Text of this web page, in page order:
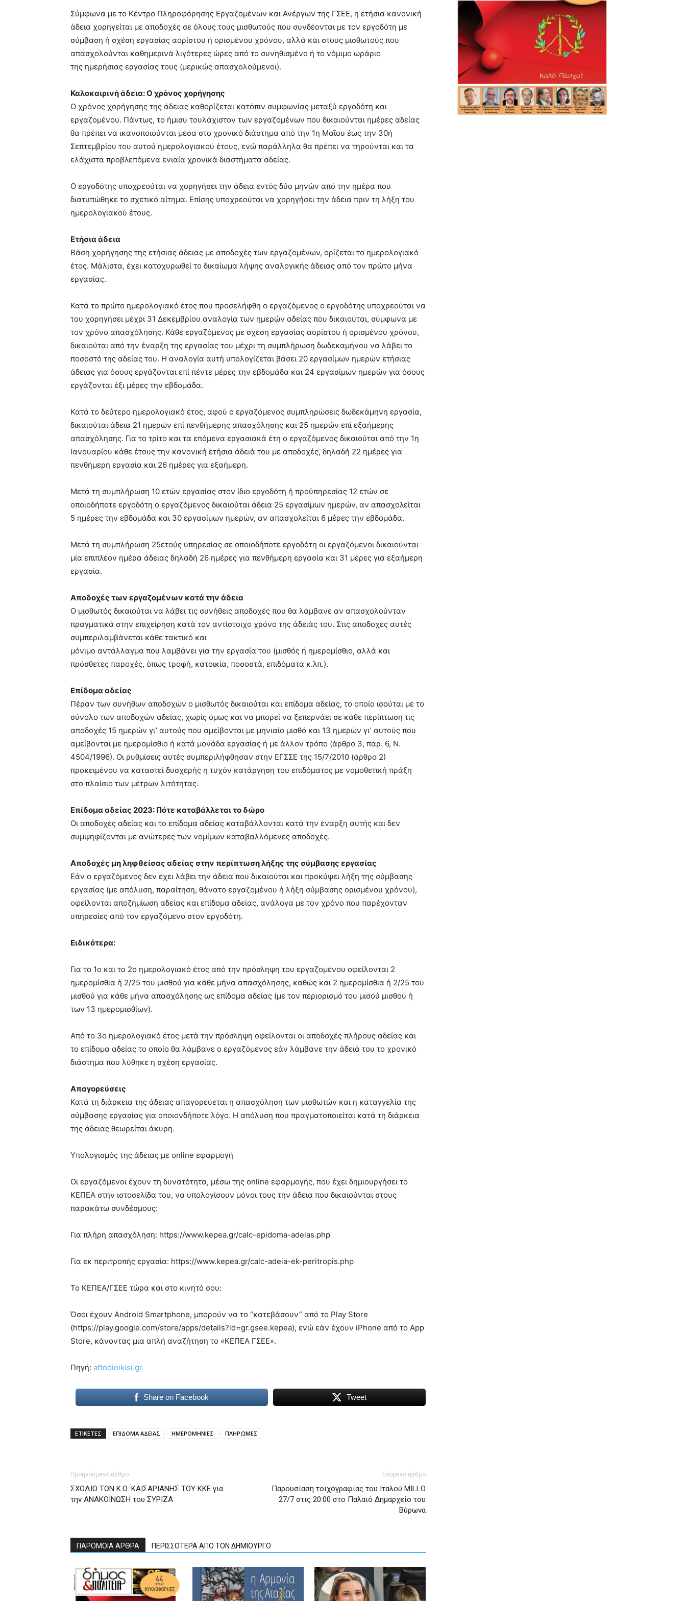
blonde
lesbians
very
hot
cam
show.desi
lyons
teaches
you
meaning
of
pain.
hd
porn
Σύμφωνα με το Κέντρο Πληροφόρησης Εργαζομένων και Ανέργων της ΓΣΕΕ, η ετήσια κανονική
άδεια χορηγείται με αποδοχές σε όλους τους μισθωτούς που συνδέονται με τον εργοδότη με
σύμβαση ή σχέση εργασίας αορίστου ή ορισμένου χρόνου, αλλά και στους μισθωτούς που
απασχολούνται καθημερινά λιγότερες ώρες από το συνηθισμένο ή το νόμιμο ωράριο
της ημερήσιας εργασίας τους (μερικώς απασχολούμενοι).
Καλοκαιρινή άδεια: Ο χρόνος χορήγησης
Ο χρόνος χορήγησης της άδειας καθορίζεται κατόπιν συμφωνίας μεταξύ εργοδότη και
εργαζομένου. Πάντως, το ήμισυ τουλάχιστον των εργαζομένων που δικαιούνται ημέρες αδείας
θα πρέπει να ικανοποιούνται μέσα στο χρονικό διάστημα από την 1η Μαΐου έως την 30ή
Σεπτεμβρίου του αυτού ημερολογιακού έτους, ενώ παράλληλα θα πρέπει να τηρούνται και τα
ελάχιστα προβλεπόμενα ενιαία χρονικά διαστήματα αδείας.
Ο εργοδότης υποχρεούται να χορηγήσει την άδεια εντός δύο μηνών από την ημέρα που
διατυπώθηκε το σχετικό αίτημα. Επίσης υποχρεούται να χορηγήσει την άδεια πριν τη λήξη του
ημερολογιακού έτους.
Ετήσια άδεια
Βάση χορήγησης της ετήσιας άδειας με αποδοχές των εργαζομένων, ορίζεται το ημερολογιακό
έτος. Μάλιστα, έχει κατοχυρωθεί το δικαίωμα λήψης αναλογικής άδειας από τον πρώτο μήνα
εργασίας.
Κατά το πρώτο ημερολογιακό έτος που προσελήφθη ο εργαζόμενος ο εργοδότης υποχρεούται να
του χορηγήσει μέχρι 31 Δεκεμβρίου αναλογία των ημερών αδείας που δικαιούται, σύμφωνα με
τον χρόνο απασχόλησης. Κάθε εργαζόμενος με σχέση εργασίας αορίστου ή ορισμένου χρόνου,
δικαιούται από την έναρξη της εργασίας του μέχρι τη συμπλήρωση δωδεκαμήνου να λάβει το
ποσοστό της αδείας του. Η αναλογία αυτή υπολογίζεται βάσει 20 εργασίμων ημερών ετήσιας
άδειας για όσους εργάζονται επί πέντε μέρες την εβδομάδα και 24 εργασίμων ημερών για όσους
εργάζονται έξι μέρες την εβδομάδα.
Κατά το δεύτερο ημερολογιακό έτος, αφού ο εργαζόμενος συμπληρώσεις δωδεκάμηνη εργασία,
δικαιούται άδεια 21 ημερών επί πενθήμερης απασχόλησης και 25 ημερών επί εξαήμερης
απασχόλησης. Για το τρίτο και τα επόμενα εργασιακά έτη ο εργαζόμενος δικαιούται από την 1η
Ιανουαρίου κάθε έτους την κανονική ετήσια άδειά του με αποδοχές, δηλαδή 22 ημέρες για
πενθήμερη εργασία και 26 ημέρες για εξαήμερη.
Μετά τη συμπλήρωση 10 ετών εργασίας στον ίδιο εργοδότη ή προϋπηρεσίας 12 ετών σε
οποιοδήποτε εργοδότη ο εργαζόμενος δικαιούται άδεια 25 εργασίμων ημερών, αν απασχολείται
5 ημέρες την εβδομάδα και 30 εργασίμων ημερών, αν απασχολείται 6 μέρες την εβδομάδα.
Μετά τη συμπλήρωση 25ετούς υπηρεσίας σε οποιοδήποτε εργοδότη οι εργαζόμενοι δικαιούνται
μία επιπλέον ημέρα άδειας δηλαδή 26 ημέρες για πενθήμερη εργασία και 31 μέρες για εξαήμερη
εργασία.
Αποδοχές των εργαζομένων κατά την άδεια
Ο μισθωτός δικαιούται να λάβει τις συνήθεις αποδοχές που θα λάμβανε αν απασχολούνταν
πραγματικά στην επιχείρηση κατά τον αντίστοιχο χρόνο της άδειάς του. Στις αποδοχές αυτές
συμπεριλαμβάνεται κάθε τακτικό και
μόνιμο αντάλλαγμα που λαμβάνει για την εργασία του (μισθός ή ημερομίσθιο, αλλά και
πρόσθετες παροχές, όπως τροφή, κατοικία, ποσοστά, επιδόματα κ.λπ.).
Επίδομα αδείας
Πέραν των συνήθων αποδοχών ο μισθωτός δικαιούται και επίδομα αδείας, το οποίο ισούται με το
σύνολο των αποδοχών αδείας, χωρίς όμως και να μπορεί να ξεπερνάει σε κάθε περίπτωση τις
αποδοχές 15 ημερών γι’ αυτούς που αμείβονται με μηνιαίο μισθό και 13 ημερών γι’ αυτούς που
αμείβονται με ημερομίσθιο ή κατά μονάδα εργασίας ή με άλλον τρόπο (άρθρο 3, παρ. 6, Ν.
4504/1996). Οι ρυθμίσεις αυτές συμπεριλήφθησαν στην ΕΓΣΣΕ της 15/7/2010 (άρθρο 2)
προκειμένου να καταστεί δυσχερής η τυχόν κατάργηση του επιδόματος με νομοθετική πράξη
στο πλαίσιο των μέτρων λιτότητας.
Επίδομα αδείας 2023: Πότε καταβάλλεται το δώρο
Οι αποδοχές αδείας και το επίδομα αδείας καταβάλλονται κατά την έναρξη αυτής και δεν
συμψηφίζονται με ανώτερες των νομίμων καταβαλλόμενες αποδοχές.
Αποδοχές μη ληφθείσας αδείας στην περίπτωση λήξης της σύμβασης εργασίας
Εάν ο εργαζόμενος δεν έχει λάβει την άδεια που δικαιούται και προκύψει λήξη της σύμβασης
εργασίας (με απόλυση, παραίτηση, θάνατο εργαζομένου ή λήξη σύμβασης ορισμένου χρόνου),
οφείλονται αποζημίωση αδείας και επίδομα αδείας, ανάλογα με τον χρόνο που παρέχονταν
υπηρεσίες από τον εργαζόμενο στον εργοδότη.
Ειδικότερα:
Για το 1ο και το 2ο ημερολογιακό έτος από την πρόσληψη του εργαζομένου οφείλονται 2
ημερομίσθια ή 2/25 του μισθού για κάθε μήνα απασχόλησης, καθώς και 2 ημερομίσθια ή 2/25 του
μισθού για κάθε μήνα απασχόλησης ως επίδομα αδείας (με τον περιορισμό του μισού μισθού ή
των 13 ημερομισθίων).
Από το 3ο ημερολογιακό έτος μετά την πρόσληψη οφείλονται οι αποδοχές πλήρους αδείας και
το επίδομα αδείας το οποίο θα λάμβανε ο εργαζόμενος εάν λάμβανε την άδειά του το χρονικό
διάστημα που λύθηκε η σχέση εργασίας.
Απαγορεύσεις
Κατά τη διάρκεια της άδειας απαγορεύεται η απασχόληση των μισθωτών και η καταγγελία της
σύμβασης εργασίας για οποιονδήποτε λόγο. Η απόλυση που πραγματοποιείται κατά τη διάρκεια
της άδειας θεωρείται άκυρη.
Υπολογισμός της άδειας με online εφαρμογή
Οι εργαζόμενοι έχουν τη δυνατότητα, μέσω της online εφαρμογής, που έχει δημιουργήσει το
ΚΕΠΕΑ στην ιστοσελίδα του, να υπολογίσουν μόνοι τους την άδεια που δικαιούνται στους
παρακάτω συνδέσμους:
Για πλήρη απασχόληση: https://www.kepea.gr/calc-epidoma-adeias.php
Για εκ περιτροπής εργασία: https://www.kepea.gr/calc-adeia-ek-peritropis.php
Το ΚΕΠΕΑ/ΓΣΕΕ τώρα και στο κινητό σου:
Όσοι έχουν Android Smartphone, μπορούν να το “κατεβάσουν” από το Play Store
(https://play.google.com/store/apps/details?id=gr.gsee.kepea), ενώ εάν έχουν iPhone από το App
Store, κάνοντας μια απλή αναζήτηση το «ΚΕΠΕΑ ΓΣΕΕ».
Πηγή: aftodioikisi.gr
Share on Facebook Tweet
ΕΤΙΚΕΤΕΣ ΕΠΙΔΟΜΑ ΑΔΕΙΑΣ ΗΜΕΡΟΜΗΝΙΕΣ ΠΛΗΡΩΜΕΣ
Προηγούμενο άρθρο
ΣΧΟΛΙΟ ΤΩΝ Κ.Ο. ΚΑΙΣΑΡΙΑΝΗΣ ΤΟΥ ΚΚΕ για
την ΑΝΑΚΟΙΝΩΣΗ του ΣΥΡΙΖΑ
Επόμενο άρθρο
Παρουσίαση τοιχογραφίας του Ιταλού MILLO
27/7 στις 20:00 στο Παλαιό Δημαρχείο του
Βύρωνα
ΠΑΡΟΜΟΙΑ ΑΡΘΡΑ ΠΕΡΙΣΣΟΤΕΡΑ ΑΠΟ ΤΟΝ ΔΗΜΙΟΥΡΓΟ